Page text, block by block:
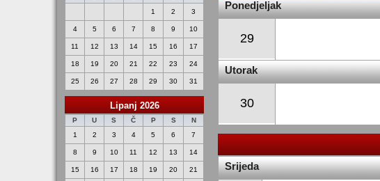
1
2 3
4 5 6 7 8 9 10
11 12 13 14 15 16 17
18 19 20 21 22 23 24
25 26 27 28 29 30 31
Lipanj 2026
P U S Č P S
N
1
2 3 4 5 6 7
8 9 10 11 12 13 14
15 16 17 18 19 20 21
Ponedjeljak
29
Utorak
30
Srijeda